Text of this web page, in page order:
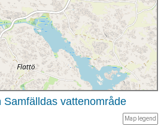
Samfälldas vattenområde
Map legend